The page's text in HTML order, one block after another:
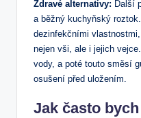
Zdravé alternativy: Další
a běžný kuchyňský
dezinfekčními
nejen vši, ale i jejich
vody, a poté touto směsí
osušení před uložením.
Jak často